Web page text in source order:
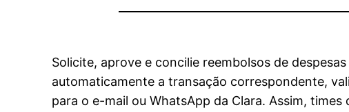
Solicite, aprove e concilie reembolsos de
automaticamente a transação correspondente,
para o e-mail ou WhatsApp da Clara. Assim,